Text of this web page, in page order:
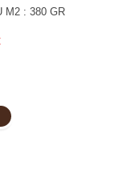
M2 : 380 GR